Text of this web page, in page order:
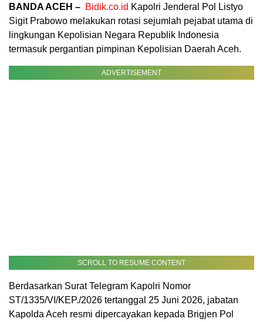
BANDA ACEH – Bidik.co.id Kapolri Jenderal Pol Listyo
Sigit Prabowo melakukan rotasi sejumlah pejabat utama di
lingkungan Kepolisian Negara Republik Indonesia
termasuk pergantian pimpinan Kepolisian Daerah Aceh.
ADVERTISEMENT
SCROLL TO RESUME CONTENT
Berdasarkan Surat Telegram Kapolri Nomor
ST/1335/VI/KEP./2026 tertanggal 25 Juni 2026, jabatan
Kapolda Aceh resmi dipercayakan kepada Brigjen Pol